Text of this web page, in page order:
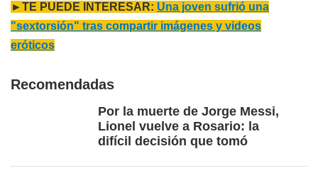
►TE PUEDE INTERESAR: Una joven sufrió una
"sextorsión" tras compartir imágenes y videos
eróticos
Recomendadas
Por la muerte de Jorge Messi,
Lionel vuelve a Rosario: la
difícil decisión que tomó